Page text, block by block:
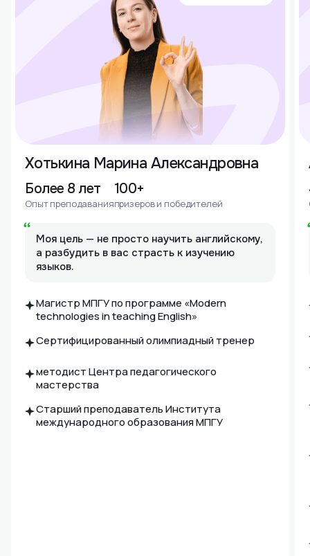
Хотькина Марина Александровна
Более 8 лет
Опыт преподавания
100+
призеров и победителей
Моя цель — не просто научить английскому,
а разбудить в вас страсть к изучению
языков.
Магистр МПГУ по программе «Modern
technologies in teaching English»
Сертифицированный олимпиадный тренер
методист Центра педагогического
мастерства
Старший преподаватель Института
международного образования МПГУ